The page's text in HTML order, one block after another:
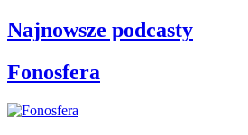
Najnowsze podcasty
Fonosfera